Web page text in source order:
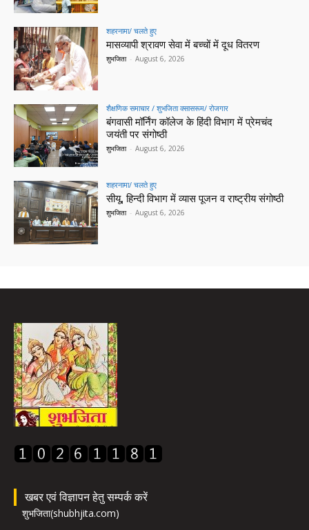
शहरनामा/ चलते हुए
मासव्यापी श्रावण सेवा में बच्चों में दूध वितरण
शुभजिता - August 6, 2026
शैक्षणिक समाचार / शुभजिता क्सासरूम/ रोजगार
बंगवासी मॉर्निंग कॉलेज के हिंदी विभाग में प्रेमचंद
जयंती पर संगोष्ठी
शुभजिता - August 6, 2026
शहरनामा/ चलते हुए
सीयू, हिन्दी विभाग में व्यास पूजन व राष्ट्रीय संगोष्ठी
शुभजिता - August 6, 2026
खबर एवं विज्ञापन हेतु सम्पर्क करें
शुभजिता(shubhjita.com)